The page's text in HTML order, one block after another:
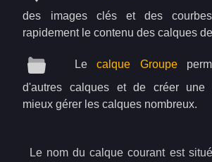
des images clés et des
rapidement le contenu des calques
Lecalque Groupe
d'autres calques et de créer une
mieux gérer les calques nombreux.
Le nom du calque courant est